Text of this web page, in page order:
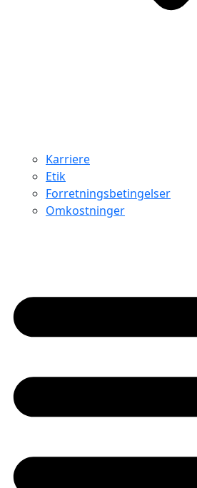
Karriere
Etik
Forretningsbetingelser
Omkostninger